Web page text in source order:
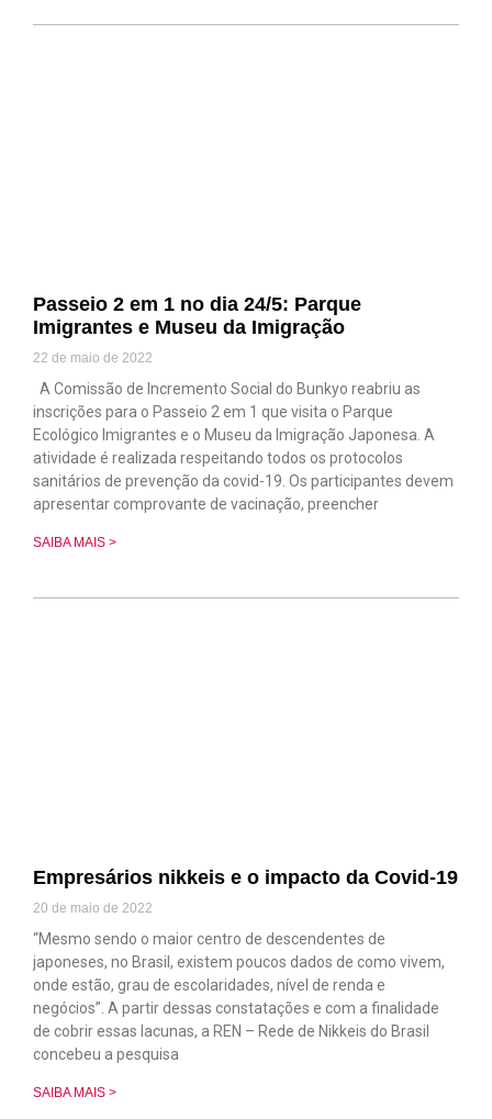
Passeio 2 em 1 no dia 24/5: Parque
Imigrantes e Museu da Imigração
22 de maio de 2022
A Comissão de Incremento Social do Bunkyo reabriu as
inscrições para o Passeio 2 em 1 que visita o Parque
Ecológico Imigrantes e o Museu da Imigração Japonesa. A
atividade é realizada respeitando todos os protocolos
sanitários de prevenção da covid-19. Os participantes devem
apresentar comprovante de vacinação, preencher
SAIBA MAIS >
Empresários nikkeis e o impacto da Covid-19
20 de maio de 2022
“Mesmo sendo o maior centro de descendentes de
japoneses, no Brasil, existem poucos dados de como vivem,
onde estão, grau de escolaridades, nível de renda e
negócios”. A partir dessas constatações e com a finalidade
de cobrir essas lacunas, a REN – Rede de Nikkeis do Brasil
concebeu a pesquisa
SAIBA MAIS >